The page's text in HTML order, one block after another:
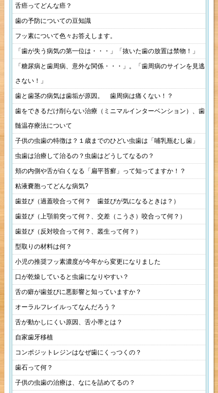
舌癌ってどんな癌？
歯の予防についての豆知識
フッ素について色々お答えします。
「歯が失う病気の第一位は・・・」「抜いた歯の放置は禁物！」
「糖尿病と歯周病、意外な関係・・・」。「歯周病のサインを見逃
さない！」
歯と歯茎の病気は歯垢が原因。 歯周病は痛くない！？
歯をできるだけ削らない治療（ミニマルインターベンション）、歯
髄温存療法について
子供の虫歯の特徴は？１歳までのひどい虫歯は「哺乳瓶むし歯」
虫歯は治療して治るの？虫歯はどうしてなるの？
頬の内側や舌が白くなる「扁平苔癬」って知ってますか！？
粘液嚢胞ってどんな病気?
歯並び（過蓋咬合って何？ 歯並びが気になるときは？）
歯並び（上顎前突って何？、交差（こうさ）咬合って何？）
歯並び（反対咬合って何？、叢生って何？）
型取りの材料は何？
小児の推奨フッ素濃度が今年から変更になりました
口が乾燥していると虫歯になりやすい？
舌の癖が歯並びに悪影響と知っていますか？
オーラルフレイルってなんだろう？
舌が動かしにくい原因、舌小帯とは？
自家歯牙移植
コンポジットレジンはなぜ歯にくっつくの？
歯石って何？
子供の虫歯の治療は、なにを詰めてるの？